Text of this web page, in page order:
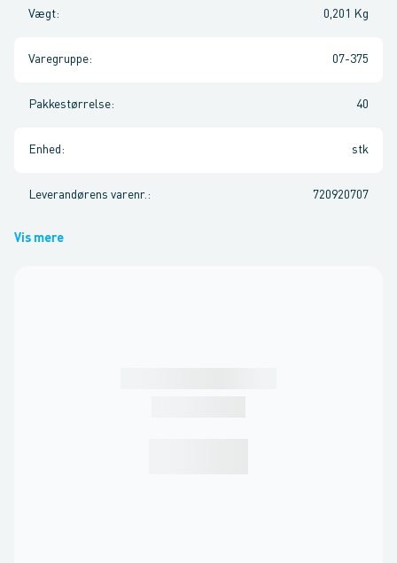
Vægt: 0,201 Kg
Varegruppe: 07-375
Pakkestørrelse: 40
Enhed : stk
Leverandørens varenr. : 720920707
Vis mere